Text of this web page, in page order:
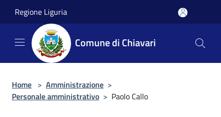
Regione Liguria
Comune di Chiavari
Home > Amministrazione >
Personale amministrativo > Paolo Callo